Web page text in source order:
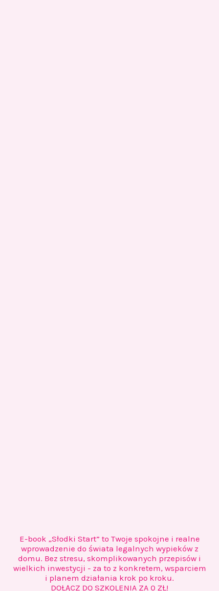
E-book „Słodki Start” to Twoje spokojne i realne
wprowadzenie do świata legalnych wypieków z
domu. Bez stresu, skomplikowanych przepisów i
wielkich inwestycji - za to z konkretem, wsparciem
i planem działania krok po kroku.
DOŁĄCZ DO SZKOLENIA ZA 0 ZŁ!